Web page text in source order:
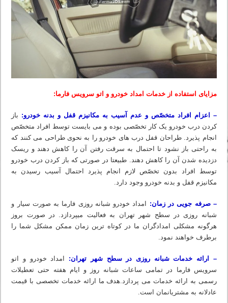
مزایای استفاده از خدمات امداد خودرو و اتو سرویس فارما:
– اعزام افراد متخصّص و عدم آسیب به مکانیزم قفل و بدنه خودرو: باز
کردن درب خودرو یک کار تخصّصی بوده و می بایست توسط افراد متخصّص
انجام پذیرد. طراحان قفل درب های خودرو را به نحوی طراحی می کنند که
به راحتی باز نشود تا احتمال به سرقت رفتن آن را کاهش دهند و ریسک
دزدیده شدن آن را کاهش دهند. طبیعتا در صورتی که باز کردن درب خودرو
توسط افراد بدون تخصّص لازم انجام پذیرد احتمال آسیب رسیدن به
مکانیزم قفل و بدنه خودرو وجود دارد.
– صرفه جویی در زمان:
امداد خودرو شبانه روزی فارما به صورت سیار و
شبانه روزی در سطح شهر تهران به فعالیت میپردازد. در صورت بروز
هرگونه مشکلی امدادگران ما در کوتاه ترین زمان ممکن مشکل شما را
برطرف خواهند نمود.
– ارائه خدمات شبانه روزی در سطح شهر تهران: امداد خودرو و اتو
سرویس فارما در تمامی ساعات شبانه روز و ایام هفته حتی تعطیلات
رسمی به ارائه خدمات می پردازد.هدف ما ارائه خدمات تخصصی با قیمت
عادلانه به مشتریانمان است.